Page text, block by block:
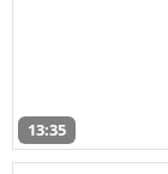
13:35